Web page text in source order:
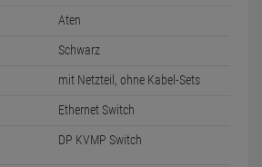
Aten
Schwarz
mit Netzteil, ohne Kabel-Sets
Ethernet Switch
DP KVMP Switch